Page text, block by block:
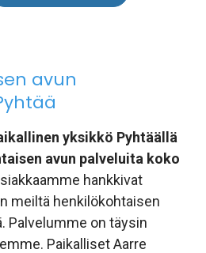
avun
yksikkö Pyhtäällä
avun palveluita koko
hankkivat
meiltä henkilökohtaisen
Palvelumme on täysin
Paikalliset Aarre